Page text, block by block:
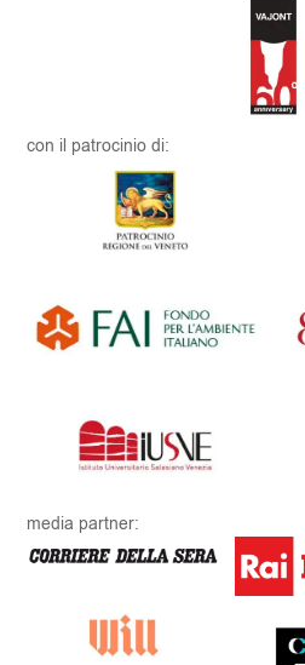
con il patrocinio di:
media partner: